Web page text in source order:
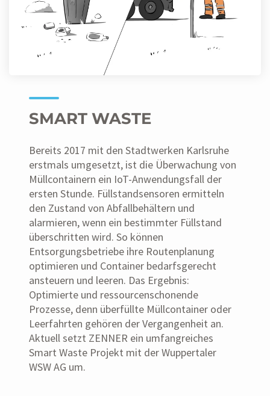
SMART WASTE
Bereits 2017 mit den Stadtwerken Karlsruhe
erstmals umgesetzt, ist die Überwachung von
Müllcontainern ein IoT-Anwendungsfall der
ersten Stunde. Füllstandsensoren ermitteln
den Zustand von Abfallbehältern und
alarmieren, wenn ein bestimmter Füllstand
überschritten wird. So können
Entsorgungsbetriebe ihre Routenplanung
optimieren und Container bedarfsgerecht
ansteuern und leeren. Das Ergebnis:
Optimierte und ressourcenschonende
Prozesse, denn überfüllte Müllcontainer oder
Leerfahrten gehören der Vergangenheit an.
Aktuell setzt ZENNER ein umfangreiches
Smart Waste Projekt mit der Wuppertaler
WSW AG um.